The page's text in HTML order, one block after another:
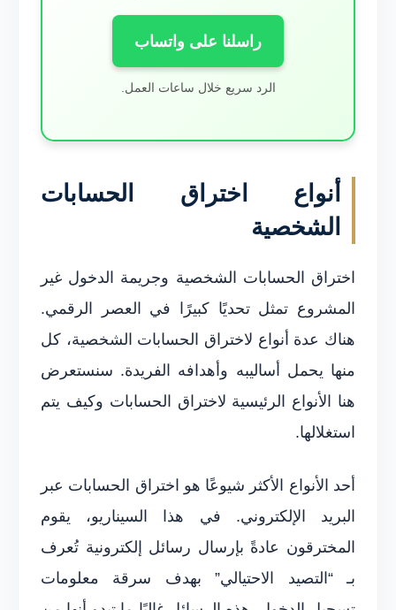
راسلنا على واتساب
الرد سريع خلال ساعات العمل.
أنواع اختراق الحسابات
الشخصية
اختراق الحسابات الشخصية وجريمة الدخول غير
المشروع تمثل تحديًا كبيرًا في العصر الرقمي.
هناك عدة أنواع لاختراق الحسابات الشخصية، كل
منها يحمل أساليبه وأهدافه الفريدة. سنستعرض
هنا الأنواع الرئيسية لاختراق الحسابات وكيف يتم
استغلالها.
أحد الأنواع الأكثر شيوعًا هو اختراق الحسابات عبر
البريد الإلكتروني. في هذا السيناريو، يقوم
المخترقون عادةً بإرسال رسائل إلكترونية تُعرف
بـ “التصيد الاحتيالي” بهدف سرقة معلومات